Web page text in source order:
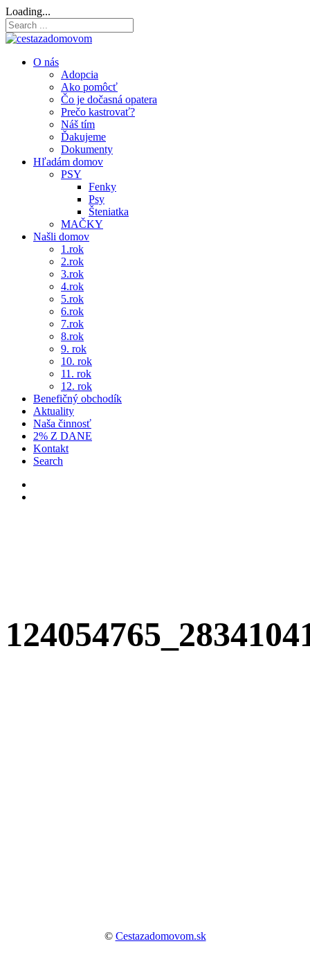
Loading...
O nás
Adopcia
Ako pomôcť
Čo je dočasná opatera
Prečo kastrovať?
Náš tím
Ďakujeme
Dokumenty
Hľadám domov
PSY
Fenky
Psy
Šteniatka
MAČKY
Našli domov
1.rok
2.rok
3.rok
4.rok
5.rok
6.rok
7.rok
8.rok
9. rok
10. rok
11. rok
12. rok
Benefičný obchodík
Aktuality
Naša činnosť
2% Z DANE
Kontakt
Search
© Cestazadomovom.sk